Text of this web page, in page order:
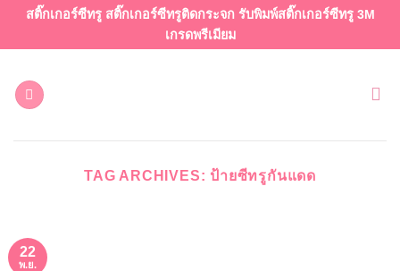
เนื้อหา
สติ๊กเกอร์ซีทรู สติ๊กเกอร์ซีทรูติดกระจก รับพิมพ์สติ๊กเกอร์ซีทรู 3M
เกรดพรีเมียม
TAG ARCHIVES: ป้ายซีทรูกันแดด
22
พ.ย.